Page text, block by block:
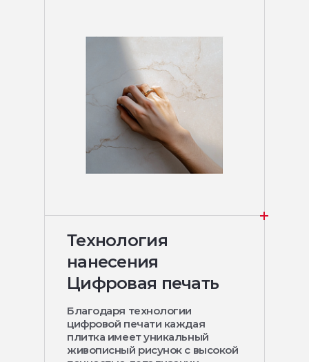
Технология
нанесения
Цифровая печать
Благодаря технологии
цифровой печати каждая
плитка имеет уникальный
живописный рисунок с высокой